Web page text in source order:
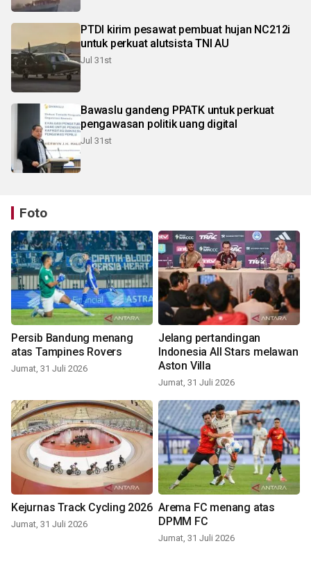
PTDI kirim pesawat pembuat hujan NC212i
untuk perkuat alutsista TNI AU
Jul 31st
Bawaslu gandeng PPATK untuk perkuat
pengawasan politik uang digital
Jul 31st
Foto
Persib Bandung menang
atas Tampines Rovers
Jumat, 31 Juli 2026
Jelang pertandingan
Indonesia All Stars melawan
Aston Villa
Jumat, 31 Juli 2026
Kejurnas Track Cycling 2026
Jumat, 31 Juli 2026
Arema FC menang atas
DPMM FC
Jumat, 31 Juli 2026